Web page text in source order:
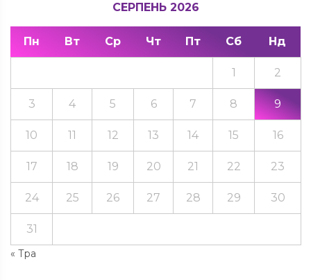
СЕРПЕНЬ 2026
Пн Вт Ср Чт Пт Сб Нд
« Тра
1 2
3 4 5 6 7 8 9
10 11 12 13 14 15 16
17 18 19 20 21 22 23
24 25 26 27 28 29 30
31